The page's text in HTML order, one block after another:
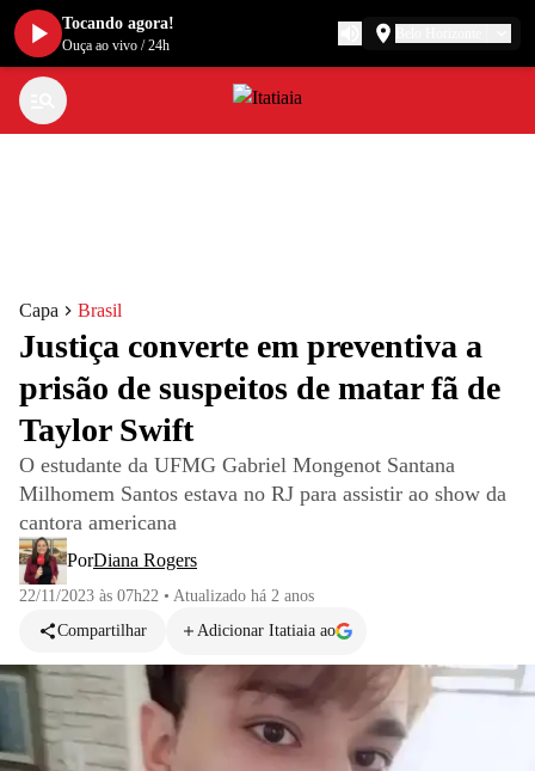
Capa Brasil
Justiça converte em preventiva a
prisão de suspeitos de matar fã de
Taylor Swift
O estudante da UFMG Gabriel Mongenot Santana
Milhomem Santos estava no RJ para assistir ao show da
cantora americana
PorDiana Rogers
22/11/2023 às 07h22 • Atualizado há 2 anos
Compartilhar
Adicionar Itatiaia ao
Tocando agora!
Ouça ao vivo /24h